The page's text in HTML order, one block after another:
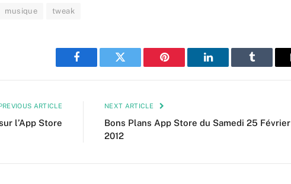
musique tweak
Facebook Twitter Pinterest LinkedIn Tumblr
PREVIOUS ARTICLE
l’App Store
NEXT ARTICLE
Bons Plans App Store du Samedi 25 Février
2012